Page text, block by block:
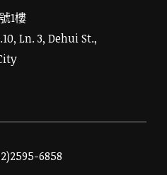
1樓
Ln. 3, Dehui St.,
6858